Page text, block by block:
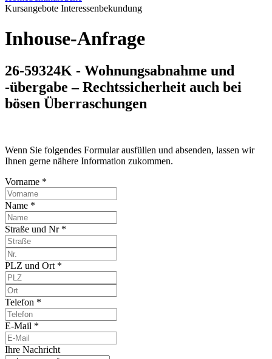
Kursangebote Interessenbekundung
Inhouse-Anfrage
26-59324K - Wohnungsabnahme und
-übergabe – Rechtssicherheit auch bei
bösen Überraschungen
Wenn Sie folgendes Formular ausfüllen und absenden, lassen wir
Ihnen gerne nähere Information zukommen.
Vorname *
Name *
Straße und Nr *
PLZ und Ort *
Telefon *
E-Mail *
Ihre Nachricht